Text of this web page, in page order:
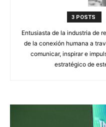
3 POSTS
Entusiasta de la industria de
de la conexión humana a
comunicar, inspirar e
estratégico de